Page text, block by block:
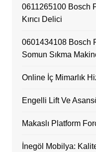
0611265100 Bosch
Kırıcı Delici
0601434108 Bosch
Somun Sıkma
Online İç Mimarlık
Engelli Lift Ve
Makaslı Platform
İnegöl Mobilya: